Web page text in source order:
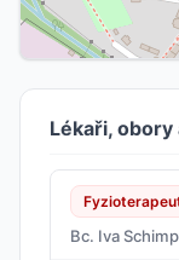
Lékaři, obory
Bc. Iva